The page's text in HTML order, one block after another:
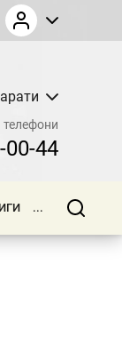
00-44
...